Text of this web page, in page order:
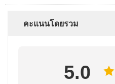
คะแนนโดยรวม
5.0